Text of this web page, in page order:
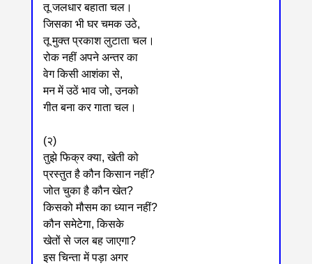
तू जलधार बहाता चल।
जिसका भी घर चमक उठे,
तू मुक्त प्रकाश लुटाता चल।
रोक नहीं अपने अन्तर का
वेग किसी आशंका से,
मन में उठें भाव जो, उनको
गीत बना कर गाता चल।
(२)
तुझे फिक्र क्या, खेती को
प्रस्तुत है कौन किसान नहीं?
जोत चुका है कौन खेत?
किसको मौसम का ध्यान नहीं?
कौन समेटेगा, किसके
खेतों से जल बह जाएगा?
इस चिन्ता में पड़ा अगर